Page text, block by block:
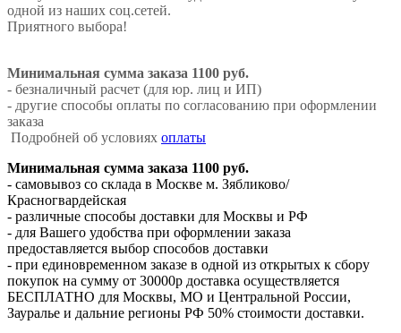
одной из наших соц.сетей.
Приятного выбора!
Минимальная сумма заказа 1100 руб.
- безналичный расчет (для юр. лиц и ИП)
- другие способы оплаты по согласованию при оформлении
заказа
Подробней об условиях оплаты
Минимальная сумма заказа 1100 руб.
- самовывоз со склада в Москве м. Зябликово/
Красногвардейская
- различные способы доставки для Москвы и РФ
- для Вашего удобства при оформлении заказа
предоставляется выбор способов доставки
- при единовременном заказе в одной из открытых к сбору
покупок на сумму от 30000р доставка осуществляется
БЕСПЛАТНО для Москвы, МО и Центральной России,
Зауралье и дальние регионы РФ 50% стоимости доставки.